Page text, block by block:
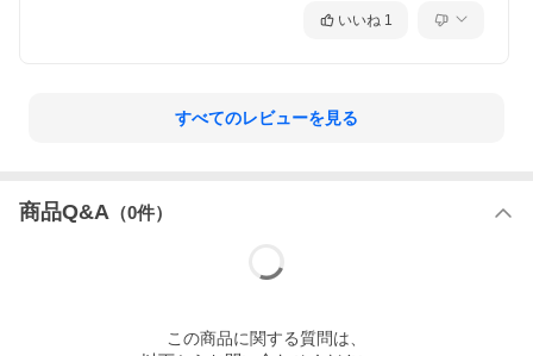
いいね 1
すべてのレビューを見る
商品Q&A （0件）
この商品に関する質問は、